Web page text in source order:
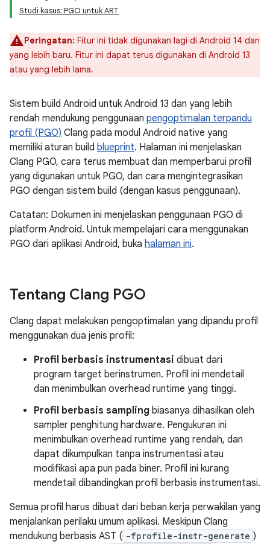
Studi kasus: PGO untuk ART
Peringatan: Fitur ini tidak digunakan lagi di Android 14 dan
yang lebih baru. Fitur ini dapat terus digunakan di Android 13
atau yang lebih lama.
Sistem build Android untuk Android 13 dan yang lebih
rendah mendukung penggunaan pengoptimalan terpandu
profil (PGO) Clang pada modul Android native yang
memiliki aturan build blueprint. Halaman ini menjelaskan
Clang PGO, cara terus membuat dan memperbarui profil
yang digunakan untuk PGO, dan cara mengintegrasikan
PGO dengan sistem build (dengan kasus penggunaan).
Catatan: Dokumen ini menjelaskan penggunaan PGO di
platform Android. Untuk mempelajari cara menggunakan
PGO dari aplikasi Android, buka halaman ini.
Tentang Clang PGO
Clang dapat melakukan pengoptimalan yang dipandu profil
menggunakan dua jenis profil:
Profil berbasis instrumentasi dibuat dari
program target berinstrumen. Profil ini mendetail
dan menimbulkan overhead runtime yang tinggi.
Profil berbasis sampling biasanya dihasilkan oleh
sampler penghitung hardware. Pengukuran ini
menimbulkan overhead runtime yang rendah, dan
dapat dikumpulkan tanpa instrumentasi atau
modifikasi apa pun pada biner. Profil ini kurang
mendetail dibandingkan profil berbasis instrumentasi.
Semua profil harus dibuat dari beban kerja perwakilan yang
menjalankan perilaku umum aplikasi. Meskipun Clang
mendukung berbasis AST ( -fprofile-instr-generate )